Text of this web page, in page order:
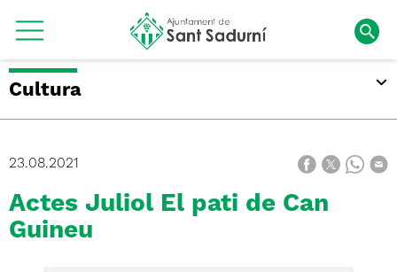
Cultura
23.08.2021
Actes Juliol El pati de Can
Guineu